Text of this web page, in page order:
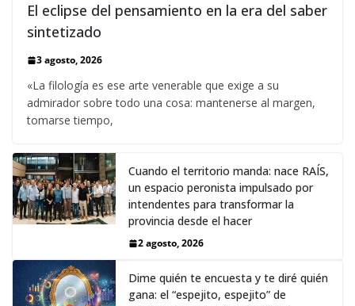
El eclipse del pensamiento en la era del saber
sintetizado
3 agosto, 2026
«La filología es ese arte venerable que exige a su
admirador sobre todo una cosa: mantenerse al margen,
tomarse tiempo,
Cuando el territorio manda: nace RAÍS,
un espacio peronista impulsado por
intendentes para transformar la
provincia desde el hacer
2 agosto, 2026
Dime quién te encuesta y te diré quién
gana: el “espejito, espejito” de